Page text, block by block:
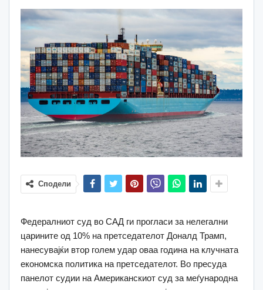
Сподели
Федералниот суд во САД ги прогласи за нелегални
царините од 10% на претседателот Доналд Трамп,
нанесувајќи втор голем удар оваа година на клучната
економска политика на претседателот. Во пресуда
панелот судии на Американскиот суд за меѓународна